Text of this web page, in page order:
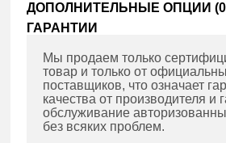
ДОПОЛНИТЕЛЬНЫЕ ОПЦИИ (0
ГАРАНТИИ
Мы продаем только
товар и только от
поставщиков, что означает
качества от производителя и
обслуживание
без всяких проблем.